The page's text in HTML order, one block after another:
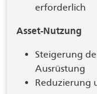
erforderlich
Asset-Nutzung
Steigerung
Ausrüstung
Reduzierung